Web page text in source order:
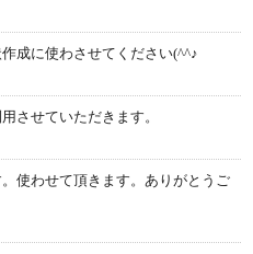
成に使わさせてください(^^♪
させていただきます。
使わせて頂きます。ありがとうご